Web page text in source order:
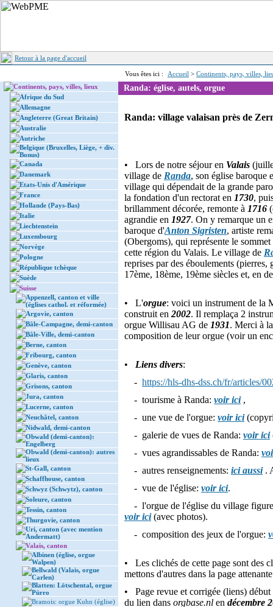
Retour à la page d'accueil
Vous êtes ici : Accueil > Continents, pays, villes,
Continents, pays, villes, lieux
Afrique du Sud
Allemagne
Angleterre (Great Britain)
Australie
Autriche
Belgique (Bruxelles, Liège, + div.
Bonus)
Canada
Danemark
Etats-Unis d'Amérique
France
Hollande (Pays-Bas)
Italie
Liechtenstein
Luxembourg
Norvège
Pologne
République tchèque
Suède
Suisse
Appenzell, canton et ville
(églises cathol. et réformée)
Argovie, canton
Bâle-Campagne, demi-canton
Bâle-Ville, demi-canton
Berne, canton
Fribourg, canton
Genève, canton
Glaris, canton
Grisons, canton
Jura, canton
Lucerne, canton
Neuchâtel, canton
Nidwald, demi-canton
Obwald (demi-canton):
Engelberg
Obwald (demi-canton): autres
lieux
St-Gall, canton
Schaffhouse, canton
Schwyz (Schwytz), canton
Soleure, canton
Tessin, canton
Thurgovie, canton
Uri, canton (avec mention
Andermatt)
Valais, canton
Albinen (église, orgue
Walpen)
Bellwald (Valais, orgue
Carlen)
Blatten: Lötschental, orgue
Pürro
Bramois: orgue Kuhn (église)
Randa: église, autels, orgue
Randa: village valaisan près de
• Lors de notre séjour en Valais
village de Randa, son église baroque
village qui dépendait de la grande
la fondation d'un rectorat en 1730,
brillamment décorée, remonte à 1716
agrandie en 1927. On y remarque un
baroque d'Anton Sigristen, artiste
(Obergoms), qui représente le
cette région du Valais. Le village de
reprises par des éboulements (pierres,
17ème, 18ème, 19ème siècles et, en
• L'orgue: voici un instrument de la
construit en 2002. Il remplaça 2
orgue Willisau AG de 1931. Merci à
composition de leur orgue (voir un
• Liens divers:
- https://hls-dhs-dss.ch/fr/articles/
- tourisme à Randa: voir ici,
- une vue de l'orgue: voir ici
- galerie de vues de Randa: voir ici
- vues agrandissables de Randa:
- autres renseignements: ici aussi.
- vue de l'église: voir ici.
- l'orgue de l'église du village figure
voir ici(avec photos).
- composition des jeux de l'orgue:
• Les clichés de cette page sont des
mettons d'autres dans la page
• Page revue et corrigée (liens) début
du lien dans orgbase.nl en décembre